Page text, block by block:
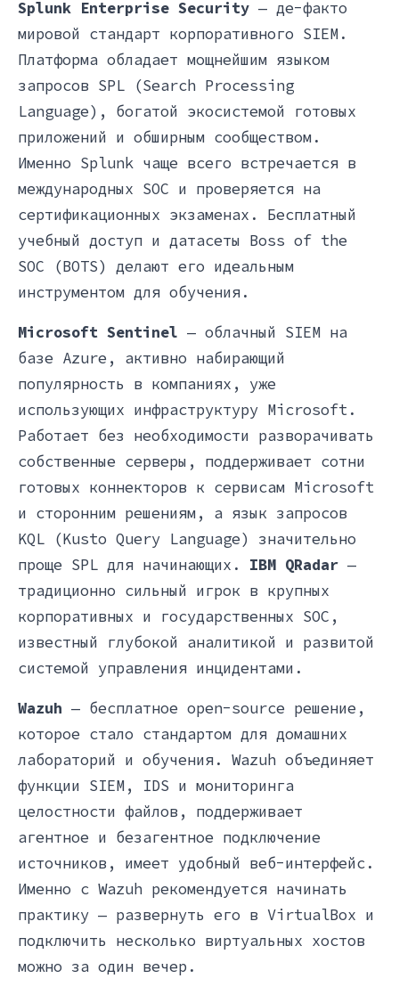
Splunk Enterprise Security — де-факто
мировой стандарт корпоративного SIEM.
Платформа обладает мощнейшим языком
запросов SPL (Search Processing
Language), богатой экосистемой готовых
приложений и обширным сообществом.
Именно Splunk чаще всего встречается в
международных SOC и проверяется на
сертификационных экзаменах. Бесплатный
учебный доступ и датасеты Boss of the
SOC (BOTS) делают его идеальным
инструментом для обучения.
Microsoft Sentinel — облачный SIEM на
базе Azure, активно набирающий
популярность в компаниях, уже
использующих инфраструктуру Microsoft.
Работает без необходимости разворачивать
собственные серверы, поддерживает сотни
готовых коннекторов к сервисам Microsoft
и сторонним решениям, а язык запросов
KQL (Kusto Query Language) значительно
проще SPL для начинающих. IBM QRadar —
традиционно сильный игрок в крупных
корпоративных и государственных SOC,
известный глубокой аналитикой и развитой
системой управления инцидентами.
Wazuh — бесплатное open-source решение,
которое стало стандартом для домашних
лабораторий и обучения. Wazuh объединяет
функции SIEM, IDS и мониторинга
целостности файлов, поддерживает
агентное и безагентное подключение
источников, имеет удобный веб-интерфейс.
Именно с Wazuh рекомендуется начинать
практику — развернуть его в VirtualBox и
подключить несколько виртуальных хостов
можно за один вечер.